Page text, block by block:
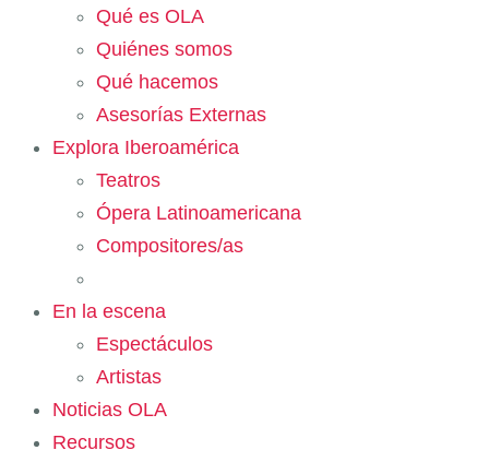
Qué es OLA
Quiénes somos
Qué hacemos
Asesorías Externas
Explora Iberoamérica
Teatros
Ópera Latinoamericana
Compositores/as
En la escena
Espectáculos
Artistas
Noticias OLA
Recursos